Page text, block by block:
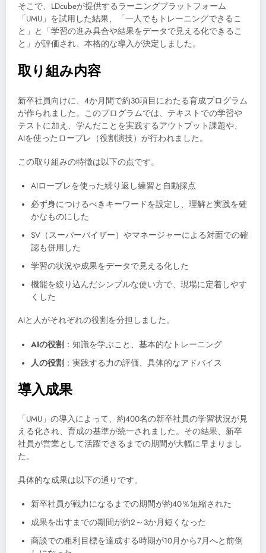
そこで、LDcubeが提供するラーニングプラットフォーム
「UMU」を試用した結果、「一人でもトレーニングできるこ
と」と「学習の進み具合や結果をデータで見える化できるこ
と」が評価され、本格的な導入が決定しました。
取り組み内容
新卒社員向けに、4か月間で約30項目にわたる育成プログラム
が作られました。このプログラムでは、テキストでの学習や
テストに加え、学んだことを実践するアウトプット課題や、
AIを使ったロープレ（役割演技）が行われました。
この取り組みの特徴は以下の点です。
AIロープレを使った繰り返し練習と自動採点
必ず身につけるべきキーワードを設定し、理解と実践を確
かなものにした
SV（スーパーバイザー）やマネージャーによる対面での確
認も併用した
学習の状況や成果をデータで見える化した
機能を絞り込んだシンプルな使い方で、現場に定着しやす
くした
AIと人がそれぞれの役割を分担しました。
AIの役割 ：知識を学ぶこと、基本的なトレーニング
人の役割 ：実践する力の評価、具体的なアドバイス
導入成果
「UMU」の導入によって、約400名の新卒社員の学習状況が見
える化され、育成の基準が統一されました。その結果、新卒
社員が営業として活躍できるまでの期間が大幅に早まりまし
た。
具体的な成果は以下の通りです。
新卒社員が戦力になるまでの期間が約40％短縮された
成果を出すまでの期間が約2～3か月短くなった
商談での粗利目標を達成する時期が10月から7月へと前倒